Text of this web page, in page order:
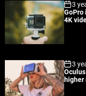
3
GoPro
4K
3